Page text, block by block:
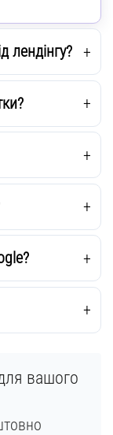
лендінгу?
вашого